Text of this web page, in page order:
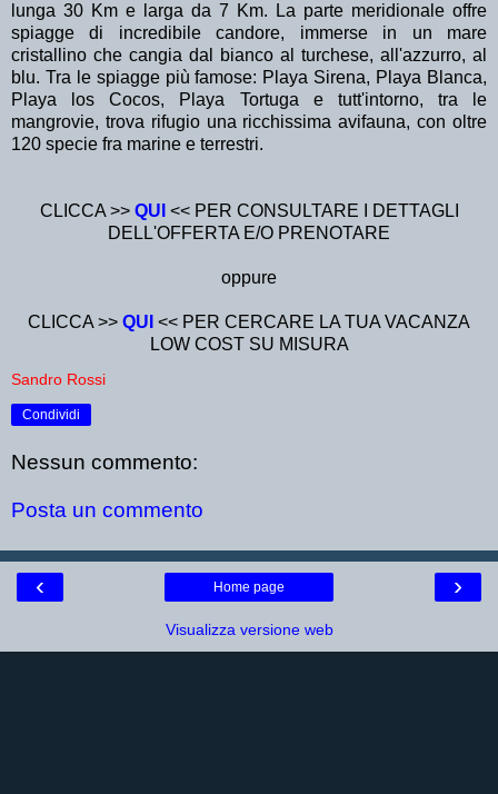
lunga 30 Km e larga da 7 Km. La parte meridionale offre
spiagge di incredibile candore, immerse in un mare
cristallino che cangia dal bianco al turchese, all'azzurro, al
blu. Tra le spiagge più famose: Playa Sirena, Playa Blanca,
Playa los Cocos, Playa Tortuga e tutt'intorno, tra le
mangrovie, trova rifugio una ricchissima avifauna, con oltre
120 specie fra marine e terrestri.
CLICCA >> QUI << PER CONSULTARE I DETTAGLI
DELL'OFFERTA E/O PRENOTARE
oppure
CLICCA >> QUI << PER CERCARE LA TUA VACANZA
LOW COST SU MISURA
Sandro Rossi
Condividi
Nessun commento:
Posta un commento
‹ ›
Home page
Visualizza versione web